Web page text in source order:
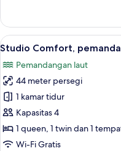
Studio
Suite,
pemandangan
Lihat
semua
foto
untuk
Studio
Comfort,
pemandangan
laut
20
Studio Comfort,
Pemandangan laut
44 meter persegi
1 kamar tidur
Kapasitas 4
1 queen, 1 twin dan 1
Wi-Fi Gratis